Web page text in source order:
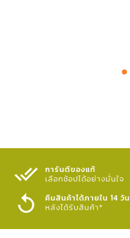
การันตีของแท้
เลือกช้อปได้อย่างมั่นใจ​
คืนสินค้าได้ภายใน 14 วัน
หลังได้รับสินค้า*